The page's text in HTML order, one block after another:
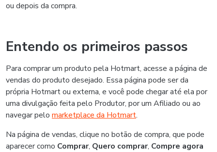
ou depois da compra.
Entendo os primeiros passos
Para comprar um produto pela Hotmart, acesse a página de
vendas do produto desejado. Essa página pode ser da
própria Hotmart ou externa, e você pode chegar até ela por
uma divulgação feita pelo Produtor, por um Afiliado ou ao
navegar pelo marketplace da Hotmart.
Na página de vendas, clique no botão de compra, que pode
aparecer como Comprar, Quero comprar, Compre agora